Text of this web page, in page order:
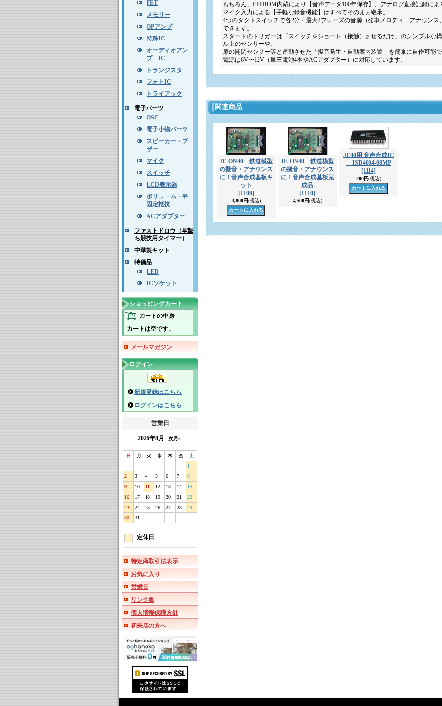
FET
メモリー
OPアンプ
特殊IC
オーディオアン
プ IC
トランジスタ
フォトIC
トライアック
電子パーツ
OSC
電子小物パーツ
スピーカー・ブ
ザー
マイク
スイッチ
LCD表示器
ボリューム・半
固定抵抗
ACアダプター
ファストドロウ（早撃
ち競技用タイマー）
中華製キット
特価品
LED
ICソケット
ショッピングカート
カートの中身
カートは空です。
メールマガジン
ログイン
新規登録はこちら
ログインはこちら
営業日
2026年8月 次月»
日 月 火 水 木 金 土
1
2
3 4 5 6 7
8
9
10 11 12 13 14
15
16
17 18 19 20 21
22
23
24 25 26 27 28
29
30
31
定休日
特定商取引法表示
お気に入り
営業日
リンク集
個人情報保護方針
初来店の方へ
もちろん、EEPROM内蔵により【音声データ100年保存】、アナログ直接記録に
マイク入力による【手軽な録音機能】はすべてそのまま継承。
4つのタクトスイッチで各2分・最大4フレーズの音源（発車メロディ、アナウン
できます。
スタートのトリガーは「スイッチをショート（接触）させるだけ」のシンプルな
ル上のセンサーや、
扉の開閉センサー等と連動させた「擬音発生・自動案内装置」を簡単に自作可能
電源は6V〜12V（単三電池4本やACアダプター）に対応しています。
関連商品
JE-ON40 鉄道模型
の擬音・アナウンス
に！音声合成基板キ
ット
[1109]
3,800円(税込)
JE-ON40 鉄道模型
の擬音・アナウンス
に！音声合成基板完
成品
[1110]
4,500円(税込)
JE40用 音声合成IC
ISD4004-08MP
[1114]
200円(税込)